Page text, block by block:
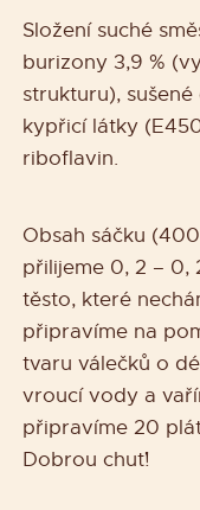
Složení suché
burizony 3,9 %
strukturu),
kypřicí látky
riboflavin.
Obsah sáčku
přilijeme 0, 2 – 0,
těsto, které
připravíme na
tvaru válečků o
vroucí vody a
připravíme 20
Dobrou chuť!